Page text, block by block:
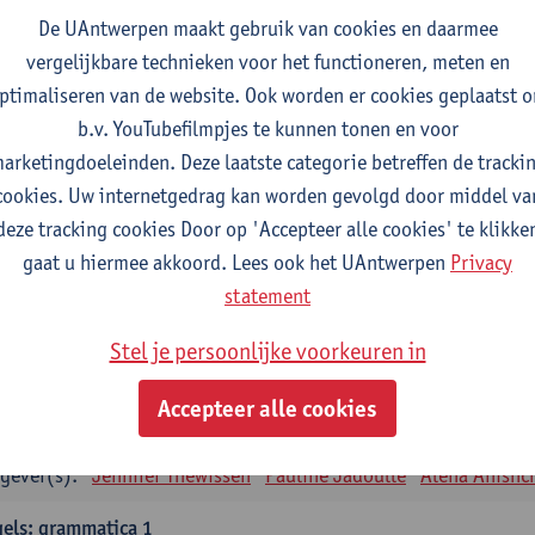
studiepunten
Remco Sleiderink
tot de algemene taalwetenschap
2E SEM
studiepunten
Astrid De Wit Peter Petré
verplichte opleidingsonderdelen
Marilize Pretorius Alena Anishchanka
Taalbeheersing 2
2E SEM
Jennifer Thewissen Pauline Jadoulle Alena
grammatica 1
De UAntwerpen maakt gebruik van cookies en daarmee
vergelijkbare technieken voor het functioneren, meten en
van de website. Ook worden er cookies geplaatst
b.v. YouTubefilmpjes te kunnen tonen en voor
Deze laatste categorie betreffen de
Uw internetgedrag kan worden gevolgd door middel
tracking cookies Door op 'Accepteer alle cookies' te
gaat u hiermee akkoord. Lees ook het UAntwerpen Privacy
statement
Stel je persoonlijke voorkeuren in
Accepteer alle cookies